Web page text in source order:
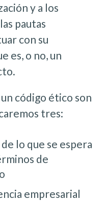
y a los
pautas
con su
es, o no, un
código ético son
tres:
lo que se espera
de
empresarial